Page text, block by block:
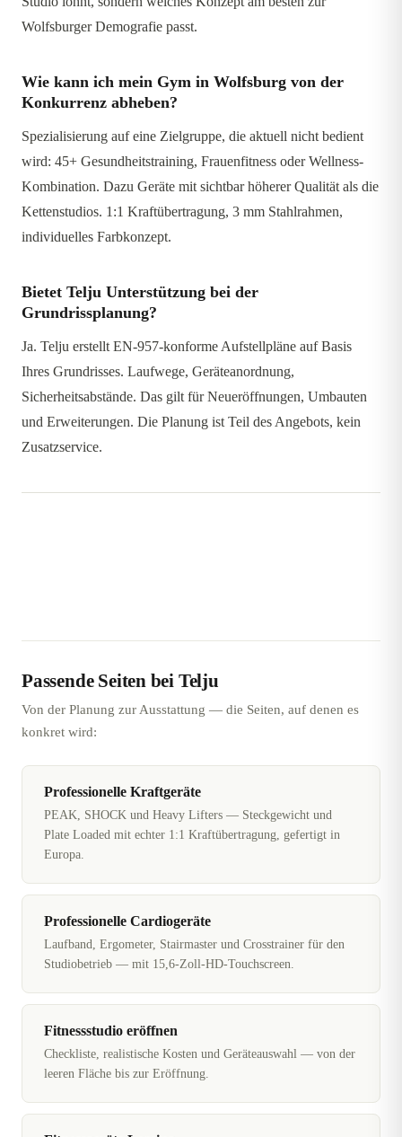
Wolfsburger Demografie passt.
Wie kann ich mein Gym in Wolfsburg von der
Konkurrenz abheben?
Spezialisierung auf eine Zielgruppe, die aktuell nicht bedient
wird: 45+ Gesundheitstraining, Frauenfitness oder Wellness-
Kombination. Dazu Geräte mit sichtbar höherer Qualität als die
Kettenstudios. 1:1 Kraftübertragung, 3 mm Stahlrahmen,
individuelles Farbkonzept.
Bietet Telju Unterstützung bei der
Grundrissplanung?
Ja. Telju erstellt EN-957-konforme Aufstellpläne auf Basis
Ihres Grundrisses. Laufwege, Geräteanordnung,
Sicherheitsabstände. Das gilt für Neueröffnungen, Umbauten
und Erweiterungen. Die Planung ist Teil des Angebots, kein
Zusatzservice.
Passende Seiten bei Telju
Von der Planung zur Ausstattung — die Seiten, auf denen es
konkret wird:
Professionelle Kraftgeräte
PEAK, SHOCK und Heavy Lifters — Steckgewicht und
Plate Loaded mit echter 1:1 Kraftübertragung, gefertigt in
Europa.
Professionelle Cardiogeräte
Laufband, Ergometer, Stairmaster und Crosstrainer für den
Studiobetrieb — mit 15,6-Zoll-HD-Touchscreen.
Fitnessstudio eröffnen
Checkliste, realistische Kosten und Geräteauswahl — von der
leeren Fläche bis zur Eröffnung.